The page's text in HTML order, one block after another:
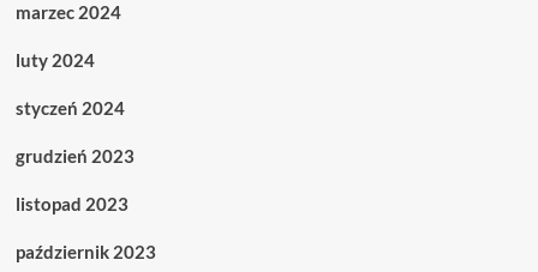
marzec 2024
luty 2024
styczeń 2024
grudzień 2023
listopad 2023
październik 2023